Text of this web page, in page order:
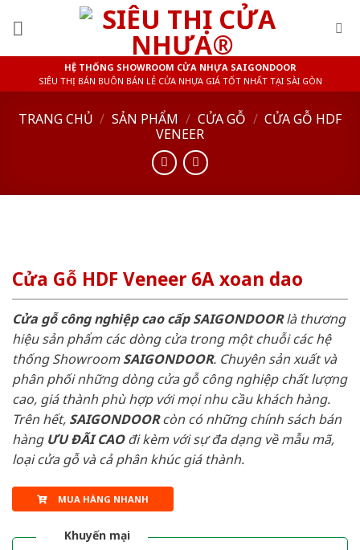
HỆ THỐNG SHOWROOM CỬA NHỰA SAIGONDOOR
SIÊU THỊ BÁN BUÔN BÁN LẺ CỬA NHỰA GIÁ TỐT NHẤT TẠI SÀI GÒN
TRANG CHỦ / SẢN PHẨM / CỬA GỖ / CỬA GỖ HDF
VENEER
Cửa Gỗ HDF Veneer 6A xoan dao
Cửa gỗ công nghiệp cao cấp SAIGONDOORlà thương
hiệu sản phẩm các dòng cửa trong một chuỗi các hệ
thống ShowroomSAIGONDOOR. Chuyên sản xuất và
phân phối những dòng cửa gỗ công nghiệp chất lượng
cao, giá thành phù hợp với mọi nhu cầu khách hàng.
Trên hết, SAIGONDOORcòn có những chính sách bán
hàng ƯU ĐÃI CAOđi kèm với sự đa dạng về mẫu mã,
loại cửa gỗ và cả phân khúc giá thành.
MUA HÀNG NHANH
Khuyến mại